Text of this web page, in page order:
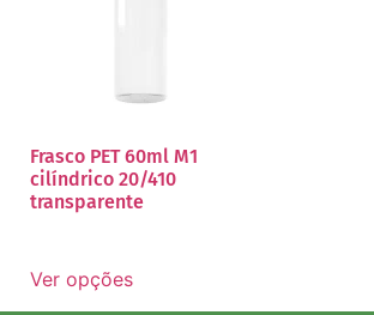
Frasco PET 60ml M1
cilíndrico 20/410
transparente
Ver opções